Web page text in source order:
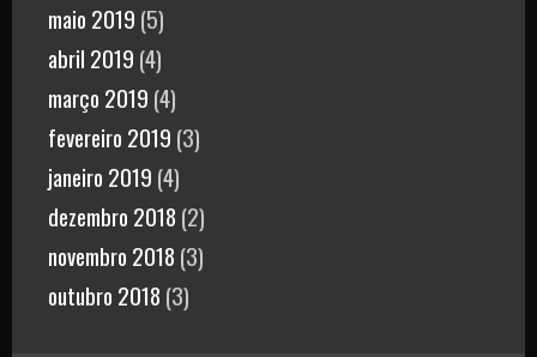
maio 2019 (5)
abril 2019 (4)
março 2019 (4)
fevereiro 2019 (3)
janeiro 2019 (4)
dezembro 2018 (2)
novembro 2018 (3)
outubro 2018 (3)